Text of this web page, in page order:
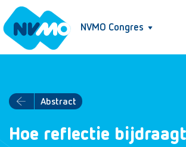
NVMO Congres
Abstract
Hoe reflectie